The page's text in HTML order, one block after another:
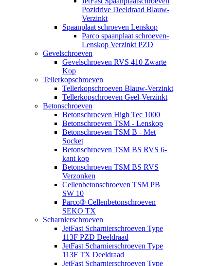
Pozidrive Deeldraad Blauw-
Verzinkt
Spaanplaat schroeven Lenskop
Parco spaanplaat schroeven-
Lenskop Verzinkt PZD
Gevelschroeven
Gevelschroeven RVS 410 Zwarte
Kop
Tellerkopschroeven
Tellerkopschroeven Blauw-Verzinkt
Tellerkopschroeven Geel-Verzinkt
Betonschroeven
Betonschroeven High Tec 1000
Betonschroeven TSM - Lenskop
Betonschroeven TSM B - Met
Socket
Betonschroeven TSM BS RVS 6-
kant kop
Betonschroeven TSM BS RVS
Verzonken
Cellenbetonschroeven TSM PB
SW 10
Parco® Cellenbetonschroeven
SEKO TX
Scharnierschroeven
JetFast Scharnierschroeven Type
113F PZD Deeldraad
JetFast Scharnierschroeven Type
113F TX Deeldraad
JetFast Scharnierschroeven Type